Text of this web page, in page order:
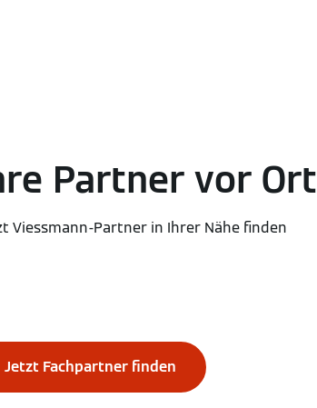
Partner vor Ort
Viessmann-Partner in Ihrer Nähe finden
Jetzt Fachpartner finden